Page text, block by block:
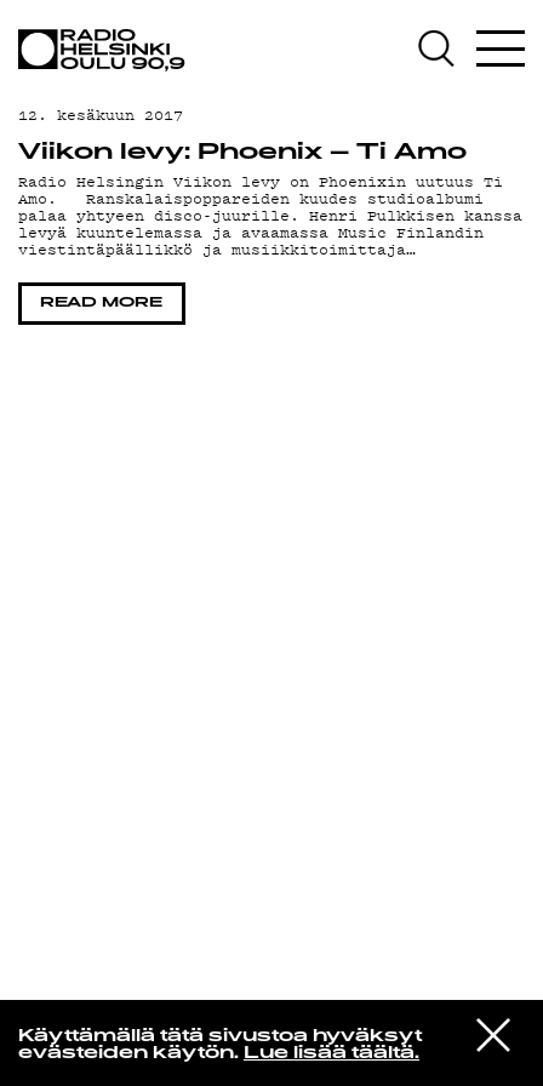
Käyttämällä tätä sivustoa hyväksyt
evästeiden käytön. Lue lisää täältä.
VIESTI
STUDIOON
Lauryn Hill
Forgive Them Father
AJANKOHTAISTA
OHJELMAT
TEKIJÄT
ON-DEMAND
PODCAST
MAINOSTA
12. kesäkuun 2017
Viikon levy: Phoenix – Ti Amo
Radio Helsingin Viikon levy on Phoenixin uutuus Ti
Amo. Ranskalaispoppareiden kuudes studioalbumi
palaa yhtyeen disco-juurille. Henri Pulkkisen kanssa
levyä kuuntelemassa ja avaamassa Music Finlandin
viestintäpäällikkö ja musiikkitoimittaja…
READ MORE